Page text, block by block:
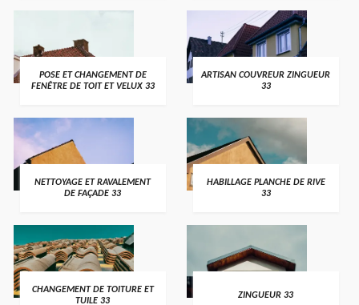
POSE ET CHANGEMENT DE
FENÊTRE DE TOIT ET VELUX 33
ARTISAN COUVREUR ZINGUEUR
33
NETTOYAGE ET RAVALEMENT
DE FAÇADE 33
HABILLAGE PLANCHE DE RIVE
33
CHANGEMENT DE TOITURE ET
TUILE 33
ZINGUEUR 33